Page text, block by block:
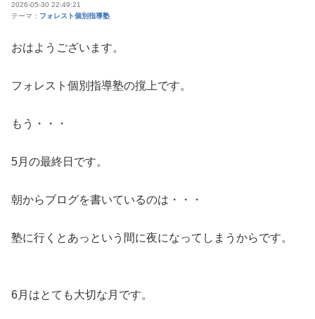
2026-05-30 22:49:21
テーマ： フォレスト個別指導塾
おはようございます。
フォレスト個別指導塾の撹上です。
もう・・・
5月の最終日です。
朝からブログを書いているのは・・・
塾に行くとあっという間に夜になってしまうからです。
6月はとても大切な月です。